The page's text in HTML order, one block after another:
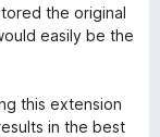
the original
easily be the
this extension
in the best